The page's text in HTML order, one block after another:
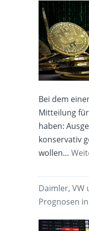
Bei dem
Mitteilung
haben:
konservativ
wollen…
Daimler, VW
Prognosen